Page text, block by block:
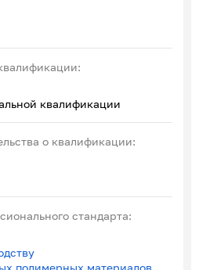
квалификации
о квалификации:
стандарта:
полимерных материалов